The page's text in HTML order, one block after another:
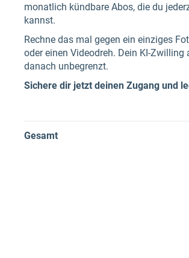
monatlich kündbare Abos, die du
kannst.
Rechne das mal gegen ein einziges
oder einen Videodreh. Dein KI-Zwilling
danach unbegrenzt.
Sichere dir jetzt deinen Zugang und
Gesamt